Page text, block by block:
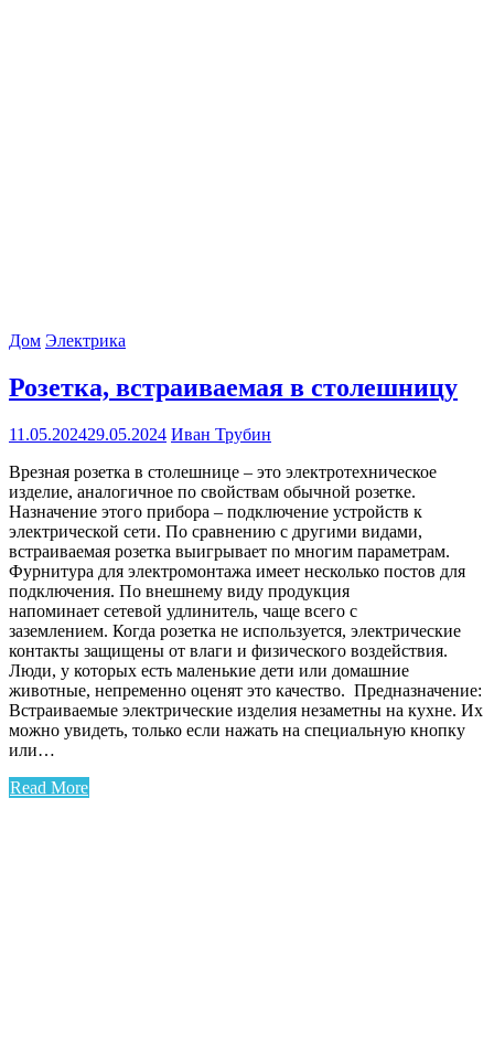
Дом Электрика
Розетка, встраиваемая в столешницу
11.05.202429.05.2024 Иван Трубин
Врезная розетка в столешнице – это электротехническое
изделие, аналогичное по свойствам обычной розетке.
Назначение этого прибора – подключение устройств к
электрической сети. По сравнению с другими видами,
встраиваемая розетка выигрывает по многим параметрам.
Фурнитура для электромонтажа имеет несколько постов для
подключения. По внешнему виду продукция
напоминает сетевой удлинитель, чаще всего с
заземлением. Когда розетка не используется, электрические
контакты защищены от влаги и физического воздействия.
Люди, у которых есть маленькие дети или домашние
животные, непременно оценят это качество. Предназначение:
Встраиваемые электрические изделия незаметны на кухне. Их
можно увидеть, только если нажать на специальную кнопку
или…
Read More